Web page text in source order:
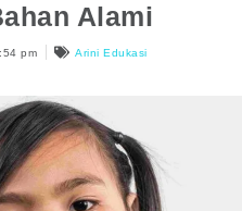
Alami
pm Arini Edukasi